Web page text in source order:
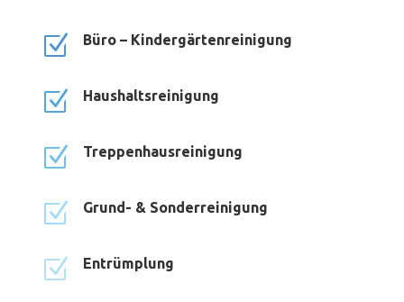
Z Büro – Kindergärtenreinigung
Z Haushaltsreinigung
Z Treppenhausreinigung
Z Grund- & Sonderreinigung
Z Entrümplung